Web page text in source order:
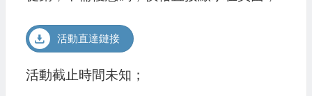
活動直達鏈接
活動截止時間未知；